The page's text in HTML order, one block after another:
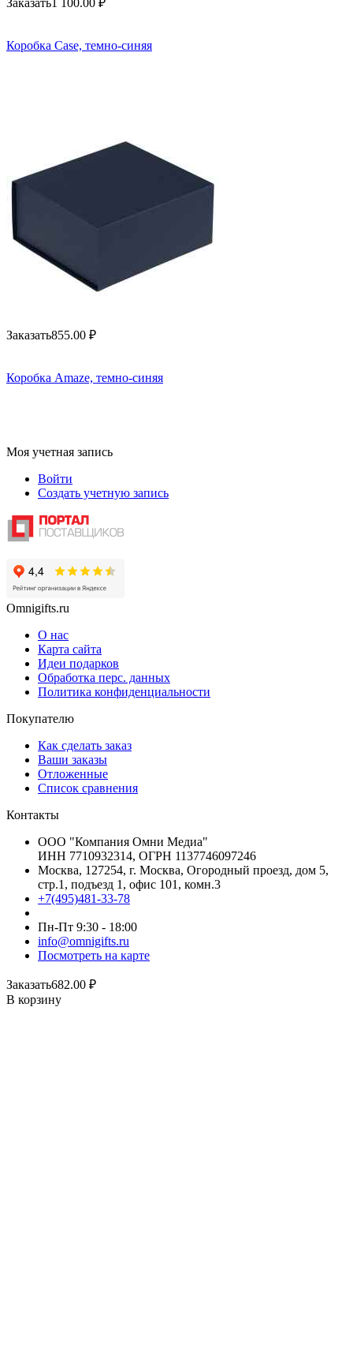
Коробка Case, темно-синяя
Заказать855.00 ₽
Коробка Amaze, темно-синяя
Моя учетная запись
Войти
Создать учетную запись
Omnigifts.ru
О нас
Карта сайта
Идеи подарков
Обработка перс. данных
Политика конфиденциальности
Покупателю
Как сделать заказ
Ваши заказы
Отложенные
Список сравнения
Контакты
ООО "Компания Омни Медиа"
ИНН 7710932314, ОГРН 1137746097246
Москва, 127254, г. Москва, Огородный проезд, дом 5,
стр.1, подъезд 1, офис 101, комн.3
+7(495)481-33-78
Пн-Пт 9:30 - 18:00
info@omnigifts.ru
Посмотреть на карте
Заказать682.00 ₽
В корзину